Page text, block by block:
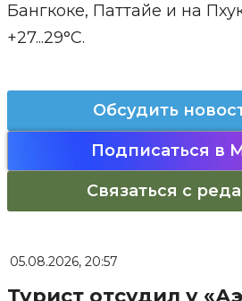
Бангкоке, Паттайе и на
+27...29°С.
Обсудить
Подписаться в
Связаться с
05.08.2026, 20:57
Турист отсудил у